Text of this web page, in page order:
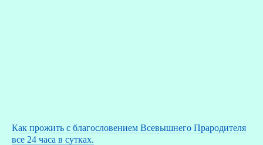
Как прожить с благословением Всевышнего Прародителя
все 24 часа в сутках.